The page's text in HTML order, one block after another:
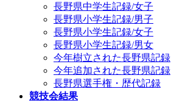
長野県中学生記録/女子
長野県小学生記録/男子
長野県小学生記録/女子
長野県小学生記録/男女
今年樹立された長野県記録
今年追加された長野県記録
長野県選手権・歴代記録
競技会結果